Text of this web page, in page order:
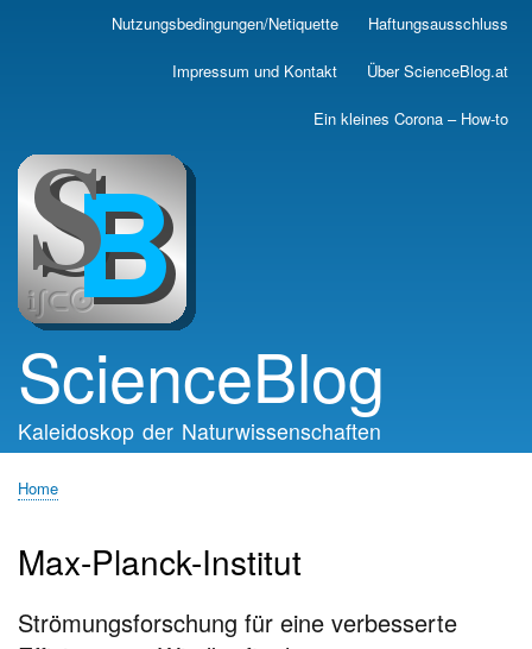
Skip
main
Nutzungsbedingungen/Netiquette Haftungsausschluss
Impressum und Kontakt Über ScienceBlog.at
Ein kleines Corona – How-to
ScienceBlog
Kaleidoskop der Naturwissenschaften
Home
Max-Planck-Institut
Strömungsforschung für eine verbesserte